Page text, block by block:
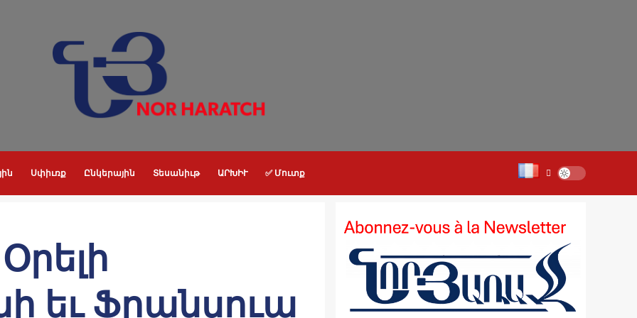
Սփիւռք Ընկերային Տեսանիւթ ԱՐԽԻՒ ✅ Մուտք
եւ Ֆրանսուա